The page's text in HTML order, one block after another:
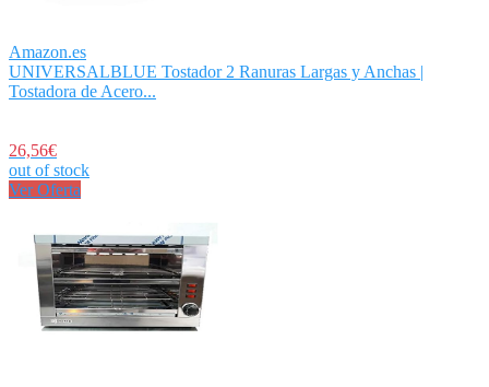
Amazon.es
UNIVERSALBLUE Tostador 2 Ranuras Largas y Anchas |
Tostadora de Acero...
26,56€
out of stock
Ver Oferta